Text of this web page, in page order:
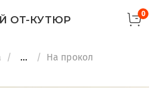
ОТ-КУТЮР 0
... На прокол